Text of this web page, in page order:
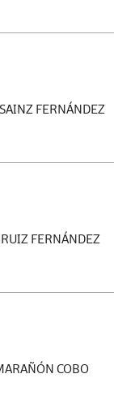
FERNÁNDEZ
FERNÁNDEZ
COBO